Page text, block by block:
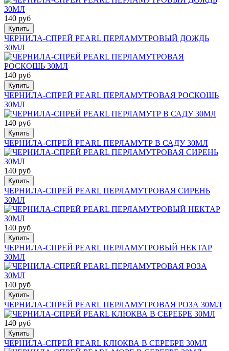
140 руб
Купить
ЧЕРНИЛА-СПРЕЙ PEARL ПЕРЛАМУТРОВЫЙ ДОЖДЬ
30МЛ
140 руб
Купить
ЧЕРНИЛА-СПРЕЙ PEARL ПЕРЛАМУТРОВАЯ РОСКОШЬ
30МЛ
140 руб
Купить
ЧЕРНИЛА-СПРЕЙ PEARL ПЕРЛАМУТР В САДУ 30МЛ
140 руб
Купить
ЧЕРНИЛА-СПРЕЙ PEARL ПЕРЛАМУТРОВАЯ СИРЕНЬ
30МЛ
140 руб
Купить
ЧЕРНИЛА-СПРЕЙ PEARL ПЕРЛАМУТРОВЫЙ НЕКТАР
30МЛ
140 руб
Купить
ЧЕРНИЛА-СПРЕЙ PEARL ПЕРЛАМУТРОВАЯ РОЗА 30МЛ
140 руб
Купить
ЧЕРНИЛА-СПРЕЙ PEARL КЛЮКВА В СЕРЕБРЕ 30МЛ